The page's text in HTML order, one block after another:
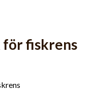
för fiskrens